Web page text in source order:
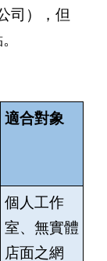
司），但
適合對象
個人工作
室、無實體
店面之網